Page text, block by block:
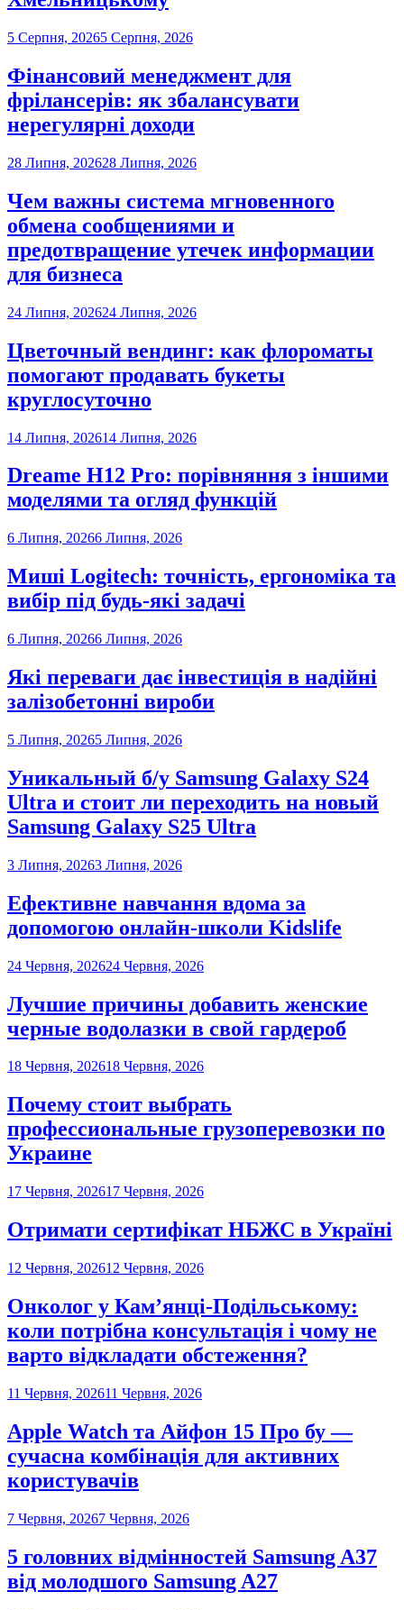
5 Серпня, 20265 Серпня, 2026
Фінансовий менеджмент для
фрілансерів: як збалансувати
нерегулярні доходи
28 Липня, 202628 Липня, 2026
Чем важны система мгновенного
обмена сообщениями и
предотвращение утечек информации
для бизнеса
24 Липня, 202624 Липня, 2026
Цветочный вендинг: как флороматы
помогают продавать букеты
круглосуточно
14 Липня, 202614 Липня, 2026
Dreame H12 Pro: порівняння з іншими
моделями та огляд функцій
6 Липня, 20266 Липня, 2026
Миші Logitech: точність, ергономіка та
вибір під будь-які задачі
6 Липня, 20266 Липня, 2026
Які переваги дає інвестиція в надійні
залізобетонні вироби
5 Липня, 20265 Липня, 2026
Уникальный б/у Samsung Galaxy S24
Ultra и стоит ли переходить на новый
Samsung Galaxy S25 Ultra
3 Липня, 20263 Липня, 2026
Ефективне навчання вдома за
допомогою онлайн-школи Kidslife
24 Червня, 202624 Червня, 2026
Лучшие причины добавить женские
черные водолазки в свой гардероб
18 Червня, 202618 Червня, 2026
Почему стоит выбрать
профессиональные грузоперевозки по
Украине
17 Червня, 202617 Червня, 2026
Отримати сертифікат НБЖС в Україні
12 Червня, 202612 Червня, 2026
Онколог у Кам’янці-Подільському:
коли потрібна консультація і чому не
варто відкладати обстеження?
11 Червня, 202611 Червня, 2026
Apple Watch та Айфон 15 Про бу —
сучасна комбінація для активних
користувачів
7 Червня, 20267 Червня, 2026
5 головних відмінностей Samsung A37
від молодшого Samsung A27